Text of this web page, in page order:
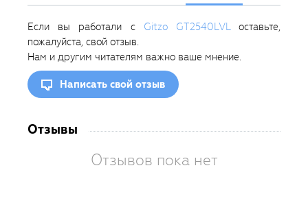
Если вы работали с Gitzo GT2540LVLоставьте,
пожалуйста, свой отзыв.
Нам и другим читателям важно ваше мнение.
Написать свой отзыв
Отзывы
Отзывов пока нет